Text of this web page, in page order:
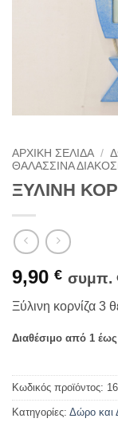
ΑΡΧΙΚΉ ΣΕΛΊΔΑ /
ΘΑΛΑΣΣΙΝΆ
ΞΥΛΙΝΗ
9,90 € συμπ.
Ξύλινη κορνίζα 3
Διαθέσιμο από 1
Κωδικός προϊόντος:
Κατηγορίες: Δώρο και